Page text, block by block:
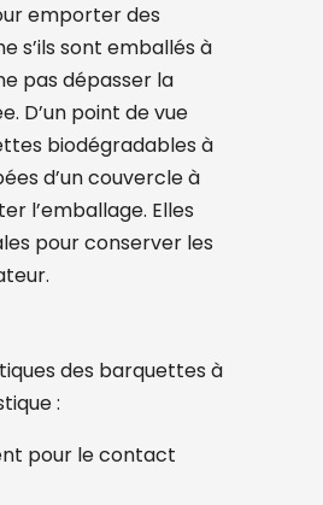
emporter des
s’ils sont emballés à
pas dépasser la
D’un point de vue
biodégradables à
d’un couvercle à
l’emballage. Elles
pour conserver les
des barquettes à
:
pour le contact